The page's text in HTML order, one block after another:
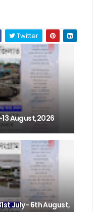
Twitter
August,2026
July- 6th August,